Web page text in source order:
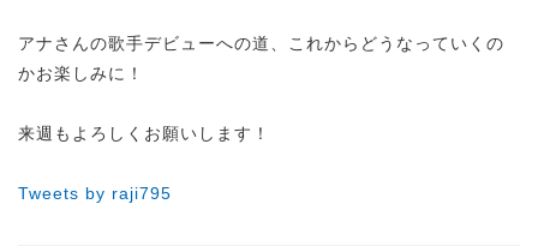
アナさんの歌手デビューへの道、これからどうなっていくの
かお楽しみに！
来週もよろしくお願いします！
Tweets by raji795